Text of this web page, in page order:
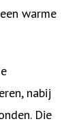
warme
nabij
Die